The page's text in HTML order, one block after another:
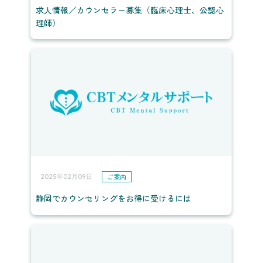
求人情報／カウンセラー募集（臨床心理士、公認心
理師）
2025年02月09日 ご案内
静岡でカウンセリングをお得に受けるには